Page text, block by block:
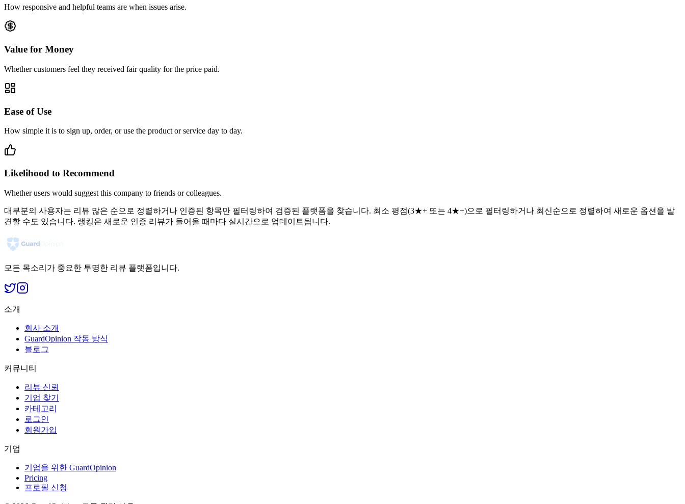
How responsive and helpful teams are when issues arise.
Value for Money
Whether customers feel they received fair quality for the price paid.
Ease of Use
How simple it is to sign up, order, or use the product or service day to day.
Likelihood to Recommend
Whether users would suggest this company to friends or colleagues.
대부분의 사용자는 리뷰 많은 순으로 정렬하거나 인증된 항목만 필터링하여 검증된 플랫폼을 찾습니다. 최소 평점(3★+ 또는 4★+)으로 필터링하거나 최신순으로 정렬하여 새로운 옵션을 발
견할 수도 있습니다. 랭킹은 새로운 인증 리뷰가 들어올 때마다 실시간으로 업데이트됩니다.
모든 목소리가 중요한 투명한 리뷰 플랫폼입니다.
소개
회사 소개
GuardOpinion 작동 방식
블로그
커뮤니티
리뷰 신뢰
기업 찾기
카테고리
로그인
회원가입
기업
기업을 위한 GuardOpinion
Pricing
프로필 신청